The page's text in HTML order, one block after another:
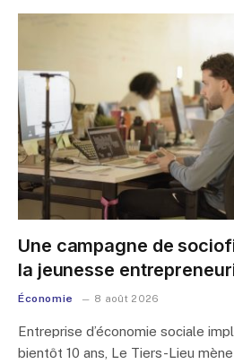
Une campagne de
la jeunesse
Économie 8 août 2026
Entreprise d’économie sociale
bientôt 10 ans, Le Tiers-Lieu